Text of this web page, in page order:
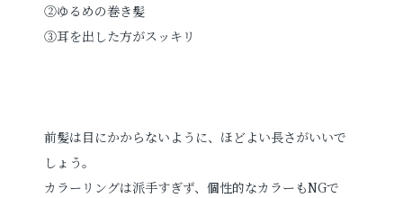
②ゆるめの巻き髪
③耳を出した方がスッキリ
前髪は目にかからないように、ほどよい長さがいいで
しょう。
カラーリングは派手すぎず、個性的なカラーもNGで